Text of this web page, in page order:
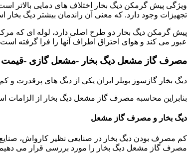
تجهیزات وجود دارد. که معنی آن راندمان بیشتر دیگ
پیش گرمکن دیگ بخار دو طرح اصلی دارد، لوله ای که
عبور می کند و هوای احتراق اطراف آنها را فرا گرفته
مصرف گاز مشعل دیگ بخار -مشعل گازی -قیمت
دیگ بخار گازسوز بویلر ایران یکی از دیگ های پرقدرت
بنابراین محاسبه مصرف گاز مشعل دیگ بخار از الزامات
دیگ بخار و مصرف گاز مشعل
کم مصرف بودن دیگ بخار در صنایعی نظیر کارواش، صنایع
مصرف گاز مشعل دیگ بخار را مورد بررسی قرار می دهیم.